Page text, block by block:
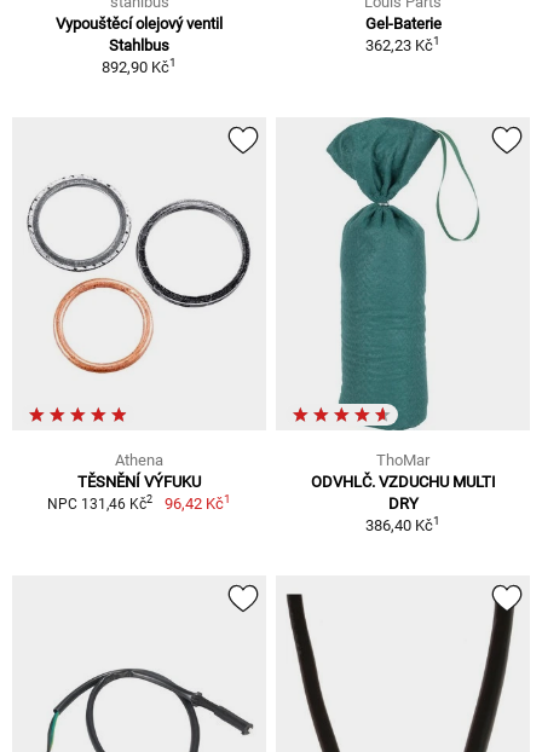
Vypouštěcí olejový ventil
Stahlbus
892,90 Kč1
Gel-Baterie
362,23 Kč1
Athena
TĚSNĚNÍ VÝFUKU
NPC 131,46 Kč2 96,42 Kč1
ThoMar
ODVHLČ. VZDUCHU MULTI
DRY
386,40 Kč1